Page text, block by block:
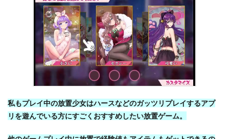
私もプレイ中の放置少女はハースなどのガッツリプレイするアプ
リを遊んでいる方にすごくおすすめしたい放置ゲーム。